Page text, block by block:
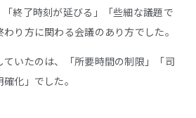
終了時刻が延びる」「些細な議題で
り方に関わる会議のあり方でした。
いたのは、「所要時間の制限」「司
化」でした。